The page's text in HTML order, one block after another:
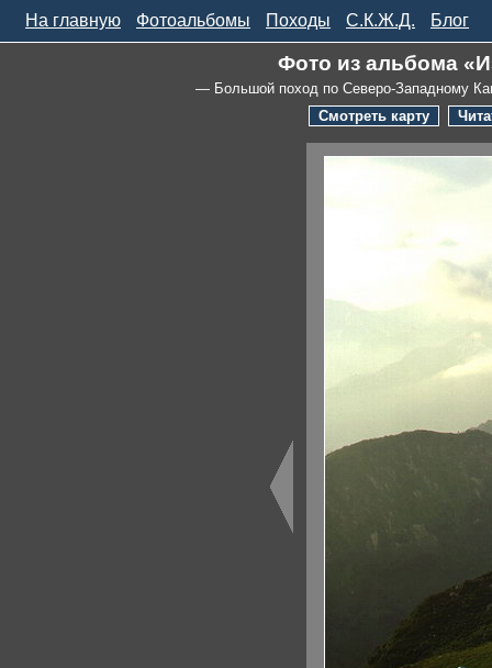
На главную Фотоальбомы Походы С.К.Ж.Д. Блог
Фото из альбома
— Большой поход по Северо-Западному
Смотреть карту